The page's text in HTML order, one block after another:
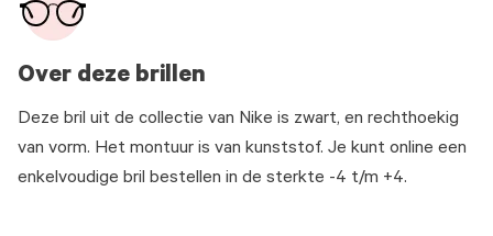
Over deze brillen
Deze bril uit de collectie van Nike is zwart, en rechthoekig
van vorm. Het montuur is van kunststof. Je kunt online een
enkelvoudige bril bestellen in de sterkte -4 t/m +4.